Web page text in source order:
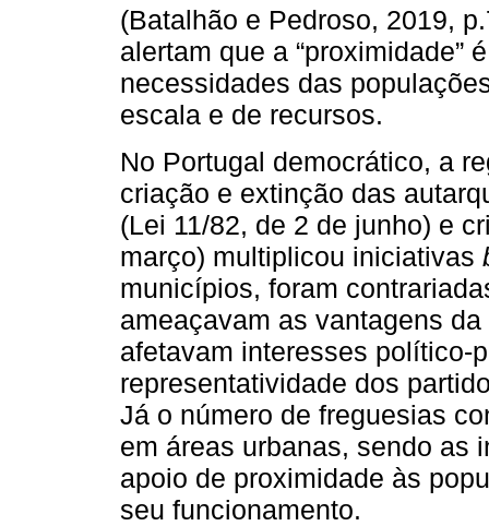
(Batalhão e Pedroso, 2019,
alertam que a “proximidade”
necessidades das
escala e de recursos.
No Portugal democrático, a
criação e extinção das
(Lei 11/82, de 2 de junho) e
março) multiplicou iniciativas
municípios, foram
ameaçavam as vantagens
afetavam interesses político-
representatividade dos
Já o número de freguesias
em áreas urbanas, sendo as
apoio de proximidade às
seu funcionamento.